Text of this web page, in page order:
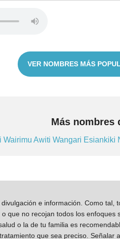
VER NOMBRES MÁS
Más nombres
Wairimu Awiti Wangari Esiankiki
e información. Como
que no recojan todos los
o la de tu familia es
que sea preciso.